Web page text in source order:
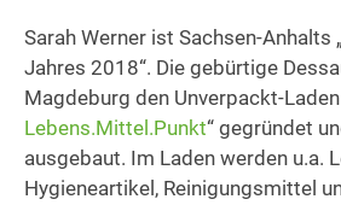
Sarah Werner ist Sachsen-Anhalts
Jahres 2018“. Die gebürtige
Magdeburg den Unverpackt-Laden
Lebens.Mittel.Punkt“ gegründet
ausgebaut. Im Laden werden u.a.
Hygieneartikel, Reinigungsmittel